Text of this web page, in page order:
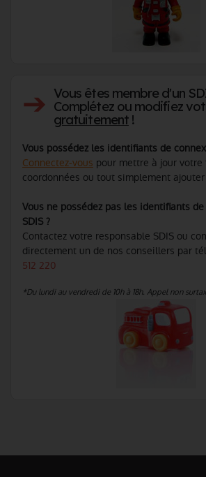
➔ Vous êtes membre d'un
Complétez ou modifiez
gratuitement!
Vous possédez les identifiants de
Connectez-vous pour mettre à jour votre
coordonnées ou tout simplement
Vous ne possédez pas les identifiants
SDIS ?
Contactez votre responsable SDIS ou
directement un de nos conseillers par
512 220
*Du lundi au vendredi de 10h à 18h. Appel non